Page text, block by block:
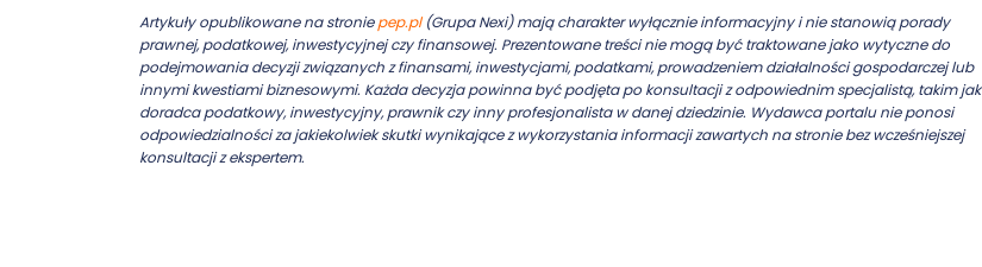
Artykuły opublikowane na stroniepep.pl(Grupa Nexi) mają charakter wyłącznie informacyjny i nie stanowią porady
prawnej, podatkowej, inwestycyjnej czy finansowej. Prezentowane treści nie mogą być traktowane jako wytyczne do
podejmowania decyzji związanych z finansami, inwestycjami, podatkami, prowadzeniem działalności gospodarczej lub
innymi kwestiami biznesowymi. Każda decyzja powinna być podjęta po konsultacji z odpowiednim specjalistą, takim jak
doradca podatkowy, inwestycyjny, prawnik czy inny profesjonalista w danej dziedzinie. Wydawca portalu nie ponosi
odpowiedzialności za jakiekolwiek skutki wynikające z wykorzystania informacji zawartych na stronie bez wcześniejszej
konsultacji z ekspertem.